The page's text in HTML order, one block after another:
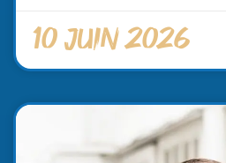
10 juin 2026